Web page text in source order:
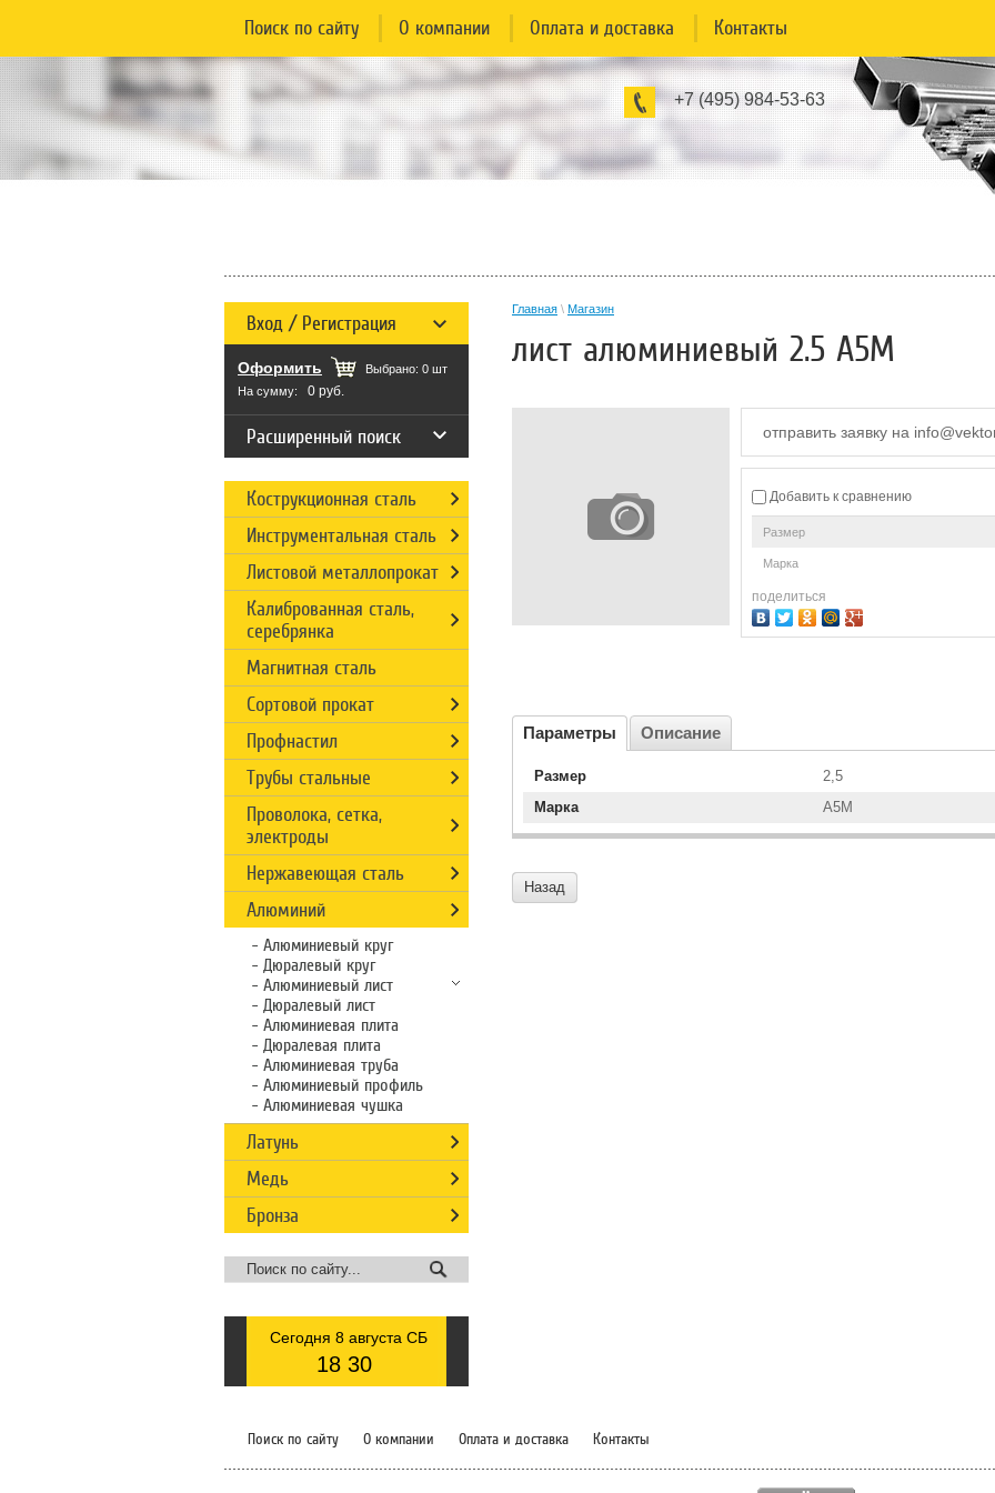
+7 (495) 984-53-63
Поиск по сайту О компании Оплата и доставка Контакты
Главная \ Магазин
лист алюминиевый 2.5 А5М
отправить заявку на
Добавить к сравнению
Размер
Марка
поделиться
Параметры Описание
Размер
2,5
Марка
А5М
Назад
Вход / Регистрация
Оформить Выбрано: 0 шт
На сумму:
0 руб.
Расширенный поиск
Кострукционная сталь
Инструментальная сталь
Листовой металлопрокат
Калиброванная сталь,
серебрянка
Магнитная сталь
Сортовой прокат
Профнастил
Трубы стальные
Проволока, сетка,
электроды
Нержавеющая сталь
Алюминий
Алюминиевый круг
Дюралевый круг
Алюминиевый лист
Дюралевый лист
Алюминиевая плита
Дюралевая плита
Алюминиевая труба
Алюминиевый профиль
Алюминиевая чушка
Латунь
Медь
Бронза
Сегодня 8 августа СБ
18 30
Поиск по сайту О компании Оплата и доставка Контакты